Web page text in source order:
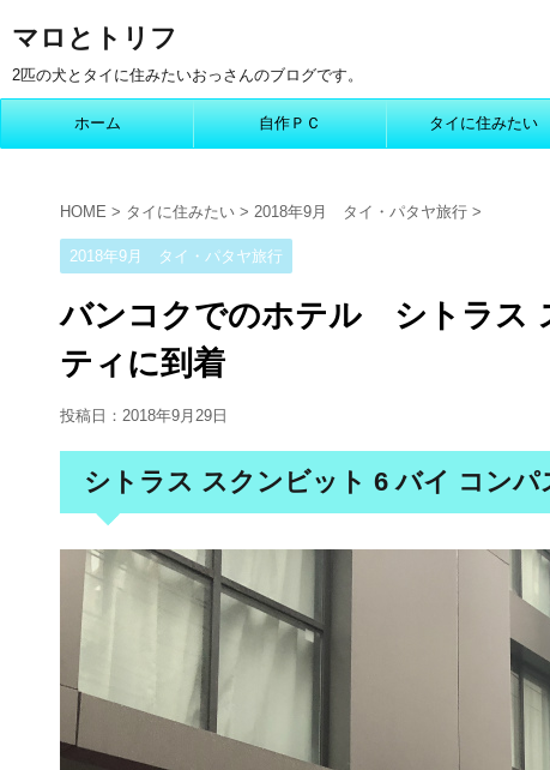
マロとトリフ
2匹の犬とタイに住みたいおっさんのブログです。
ホーム 自作ＰＣ タイに住みたい
HOME > タイに住みたい > 2018年9月 タイ・パタヤ旅行 >
2018年9月 タイ・パタヤ旅行
バンコクでのホテル シトラス
ティに到着
投稿日： 2018年9月29日
シトラス スクンビット 6 バイ コンパ